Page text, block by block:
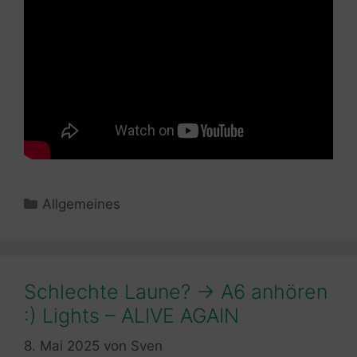
Kategorien
Allgemeines
Schlechte Laune? -> A6 anhören
:) Lights – ALIVE AGAIN
8. Mai 2025 von Sven